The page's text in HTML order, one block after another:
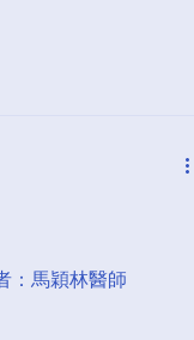
：馬穎林醫師